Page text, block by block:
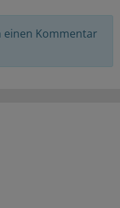
einen Kommentar